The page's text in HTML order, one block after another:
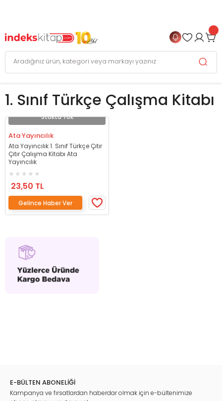
1. Sınıf Türkçe Çalışma Kitabı
Stokta Yok
Ata Yayıncılık
Ata Yayıncılık 1. Sınıf Türkçe Çıtır
Çıtır Çalışma Kitabı Ata
Yayıncılık
23,50 TL
Gelince Haber Ver
E-BÜLTEN ABONELİĞİ
Kampanya ve fırsatlardan haberdar olmak için e-bültenimize